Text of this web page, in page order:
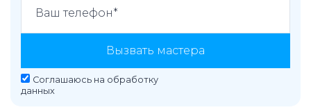
Вызвать мастера
Соглашаюсь на обработку
данных